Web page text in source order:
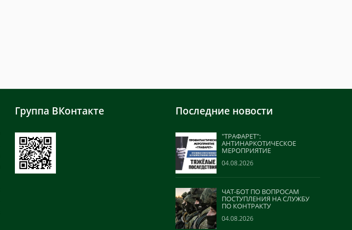
Группа ВКонтакте Последние новости
"ТРАФАРЕТ":
АНТИНАРКОТИЧЕСКОЕ
МЕРОПРИЯТИЕ
04.08.2026
ЧАТ-БОТ ПО ВОПРОСАМ
ПОСТУПЛЕНИЯ НА СЛУЖБУ
ПО КОНТРАКТУ
04.08.2026